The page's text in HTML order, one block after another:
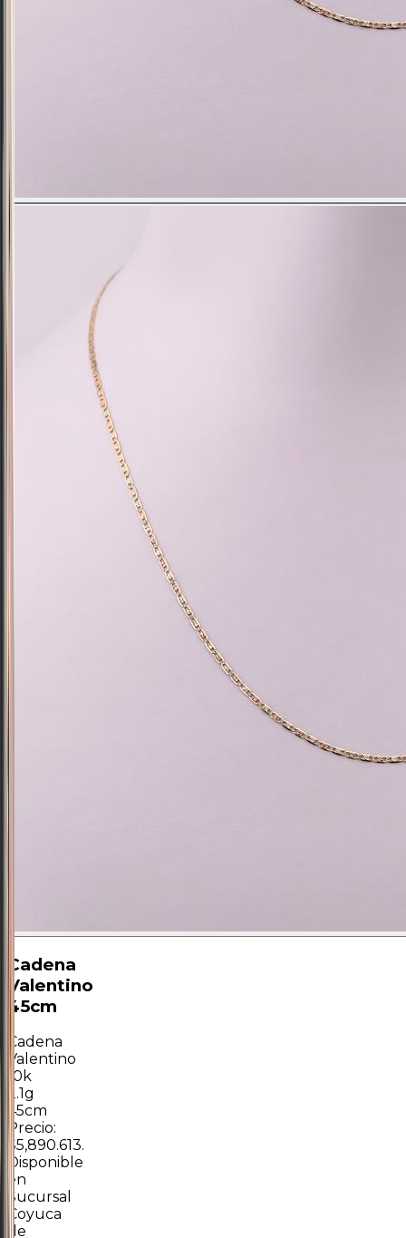
Cadena
Valentino
45cm
Cadena
Valentino
10k
2.1g
45cm
Precio:
$5,890.613.
Disponible
en
Sucursal
Coyuca
de